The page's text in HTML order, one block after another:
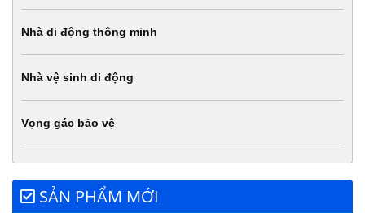
Nhà di động thông minh
Nhà vệ sinh di động
Vọng gác bảo vệ
SẢN PHẨM MỚI